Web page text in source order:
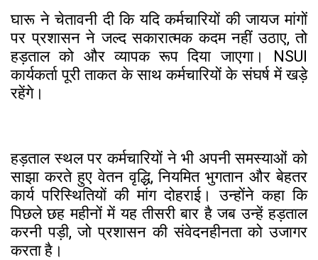
घारू ने चेतावनी दी कि यदि कर्मचारियों की जायज मांगों
पर प्रशासन ने जल्द सकारात्मक कदम नहीं उठाए, तो
हड़ताल को और व्यापक रूप दिया जाएगा। NSUI
कार्यकर्ता पूरी ताकत के साथ कर्मचारियों के संघर्ष में खड़े
रहेंगे।
हड़ताल स्थल पर कर्मचारियों ने भी अपनी समस्याओं को
साझा करते हुए वेतन वृद्धि, नियमित भुगतान और बेहतर
कार्य परिस्थितियों की मांग दोहराई। उन्होंने कहा कि
पिछले छह महीनों में यह तीसरी बार है जब उन्हें हड़ताल
करनी पड़ी, जो प्रशासन की संवेदनहीनता को उजागर
करता है।